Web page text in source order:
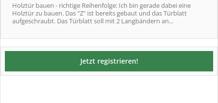
Holztür bauen - richtige Reihenfolge: Ich bin gerade dabei eine
Holztür zu bauen. Das "Z" ist bereits gebaut und das Türblatt
aufgeschraubt. Das Türblatt soll mit 2 Langbändern an...
Jetzt registrieren!